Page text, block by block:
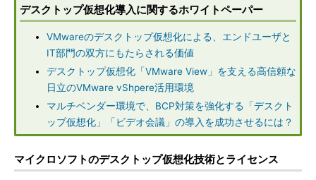
デスクトップ仮想化導入に関するホワイトペーパー
VMwareのデスクトップ仮想化による、エンドユーザと
IT部門の双方にもたらされる価値
デスクトップ仮想化「VMware View」を支える高信頼な
日立のVMware vShpere活用環境
マルチベンダー環境で、BCP対策を強化する「デスクト
ップ仮想化」「ビデオ会議」の導入を成功させるには？
マイクロソフトのデスクトップ仮想化技術とライセンス